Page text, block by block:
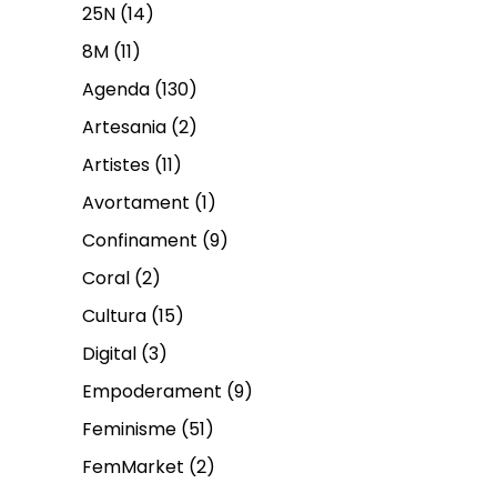
25N (14)
8M (11)
Agenda (130)
Artesania (2)
Artistes (11)
Avortament (1)
Confinament (9)
Coral (2)
Cultura (15)
Digital (3)
Empoderament (9)
Feminisme (51)
FemMarket (2)